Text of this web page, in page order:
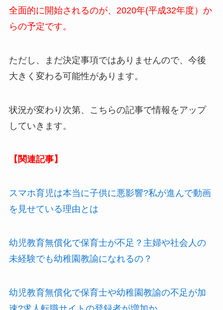
全面的に開始されるのが、2020年(平成32年度）か
らの予定です。
ただし、まだ決定事項ではありませんので、今後
大きく変わる可能性があります。
状況が変わり次第、こちらの記事で情報をアップ
していきます。
【関連記事】
スマホ育児は本当に子供に悪影響?私が進んで動画
を見せている理由とは
幼児教育無償化で保育士が不足？主婦や社会人の
未経験でも幼稚園教諭になれるの？
幼児教育無償化で保育士や幼稚園教諭の不足が加